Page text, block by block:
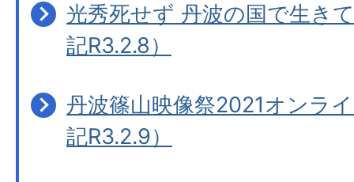
光秀死せず 丹波の国で生き
記R3.2.8）
丹波篠山映像祭2021オンラ
記R3.2.9）